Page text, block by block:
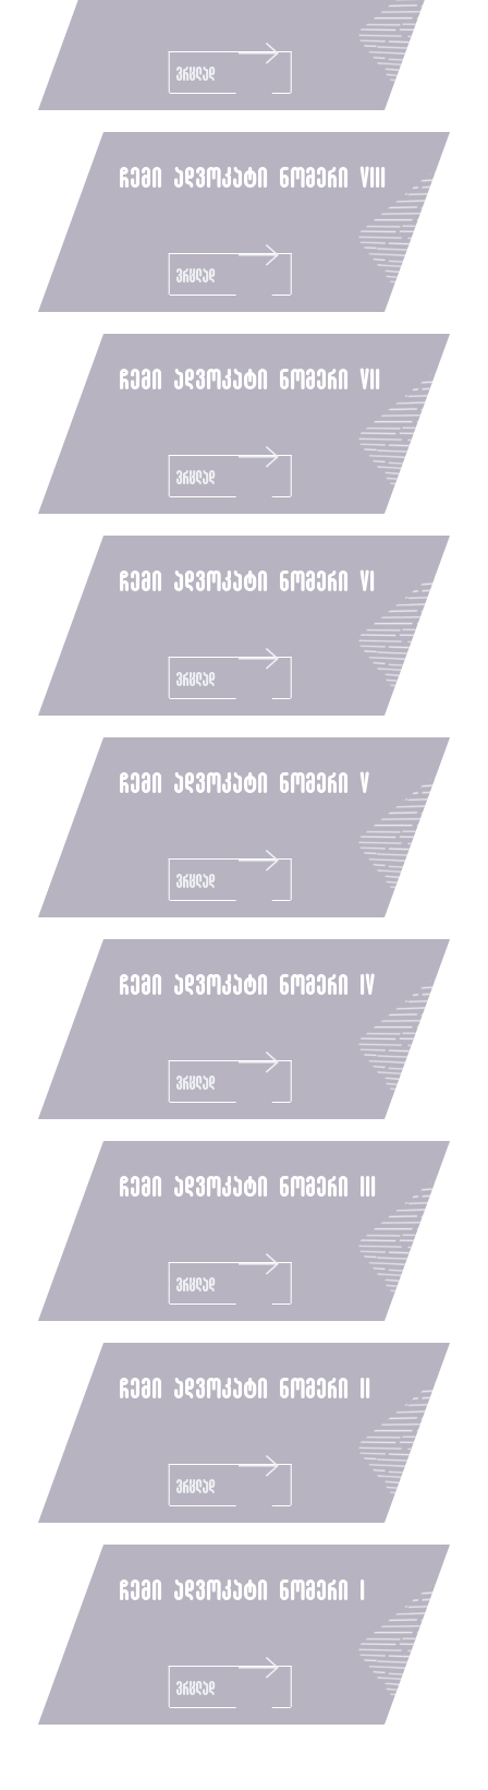
ვრცლად
ჩემი ადვოკატი ნომერი viii
ვრცლად
ჩემი ადვოკატი ნომერი vii
ვრცლად
ჩემი ადვოკატი ნომერი vi
ვრცლად
ჩემი ადვოკატი ნომერი v
ვრცლად
ჩემი ადვოკატი ნომერი iv
ვრცლად
ჩემი ადვოკატი ნომერი iii
ვრცლად
ჩემი ადვოკატი ნომერი ii
ვრცლად
ჩემი ადვოკატი ნომერი i
ვრცლად